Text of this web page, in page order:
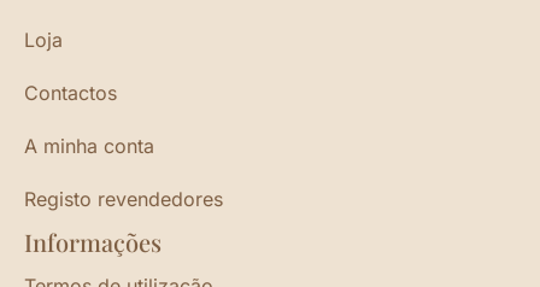
Loja
Contactos
A minha conta
Registo revendedores
Informações